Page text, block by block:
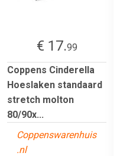
€ 17.99
Coppens Cinderella
Hoeslaken standaard
stretch molton
80/90x...
Coppenswarenhuis
.nl